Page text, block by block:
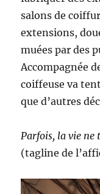
salons de
extensions,
muées par des
Accompagnée
coiffeuse va
que d’autres
Parfois, la vie ne
(tagline de